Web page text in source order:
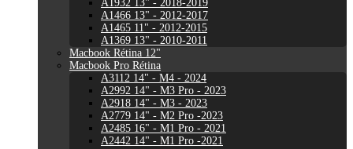
A1932 13" - 2018-2019
A1466 13" - 2012-2017
A1465 11" - 2012-2015
A1369 13" - 2010-2011
Macbook Rétina 12"
Macbook Pro Rétina
A3112 14" - M4 - 2024
A2992 14" - M3 Pro - 2023
A2918 14" - M3 - 2023
A2779 14" - M2 Pro -2023
A2485 16" - M1 Pro - 2021
A2442 14" - M1 Pro -2021